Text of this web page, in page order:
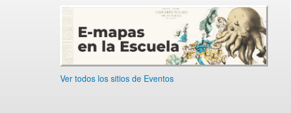
Ver todos los sitios de Eventos